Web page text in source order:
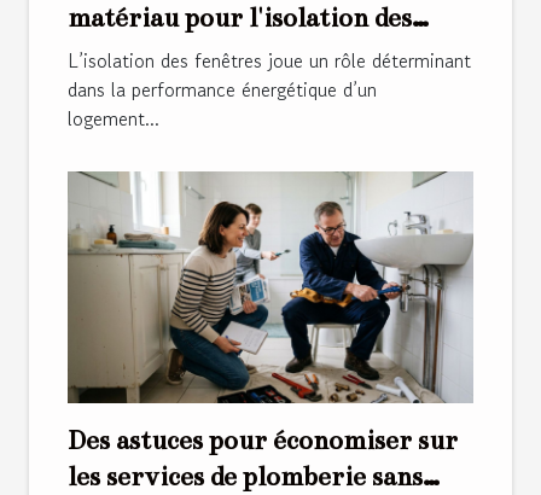
matériau pour l'isolation des
fenêtres ?
L’isolation des fenêtres joue un rôle déterminant
dans la performance énergétique d’un
logement...
Des astuces pour économiser sur
les services de plomberie sans